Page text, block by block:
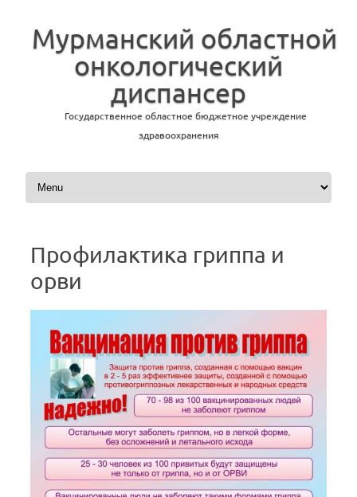
Мурманский областной
онкологический
диспансер
Государственное областное бюджетное учреждение
здравоохранения
Перейти к содержимому
Профилактика гриппа и
орви